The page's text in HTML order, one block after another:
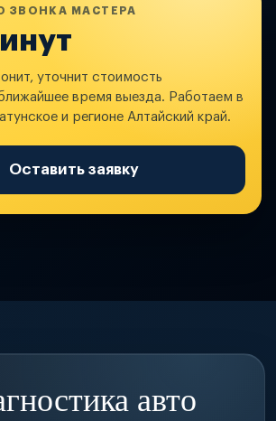
ЗВОНКА МАСТЕРА
уточнит стоимость
время выезда. Работаем в
и регионе Алтайский край.
Оставить заявку
авто